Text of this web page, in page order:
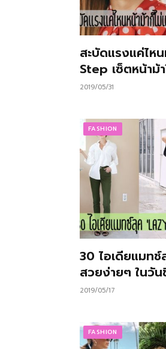
สะบัดแรงแค่ไห
Step เซ็ตหน้าม้า
2019/05/31
FASHION
30 ไอเดียแมทช์
สวยง่ายๆ ในวัน
2019/05/17
FASHION